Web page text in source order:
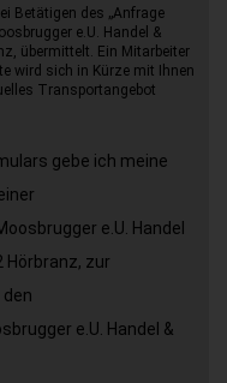
Betätigen des „Anfrage
e.U. Handel &
übermittelt. Ein Mitarbeiter
wird sich in Kürze mit Ihnen
Transportangebot
gebe ich meine
e.U. Handel
Hörbranz, zur
e.U. Handel &